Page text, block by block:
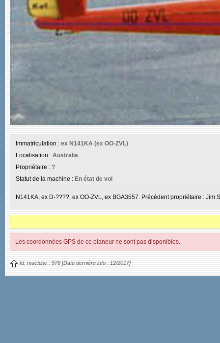
Immatriculation : ex N141KA (ex OO-ZVL)
Localisation : Australia
Propriétaire : ?
Statut de la machine : En état de vol
N141KA, ex D-????, ex OO-ZVL, ex BGA3557. Précédent propriétaire :
Les coordonnées GPS de ce planeur ne sont pas disponibles.
Id. machine : 976 [Date dernière info : 12/2017]